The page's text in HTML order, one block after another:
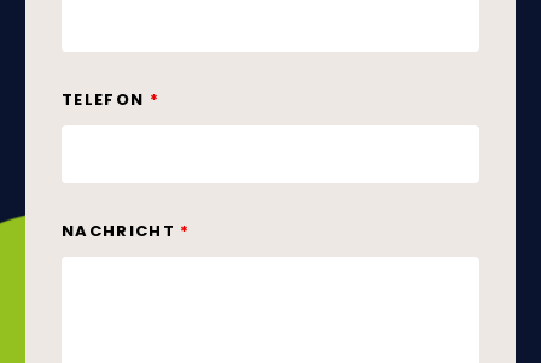
TELEFON *
NACHRICHT *